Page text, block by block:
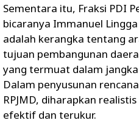
Sementara itu, Fraksi PDI
bicaranya Immanuel
adalah kerangka tentang
tujuan pembangunan
yang termuat dalam
Dalam penyusunan
RPJMD, diharapkan
efektif dan terukur.